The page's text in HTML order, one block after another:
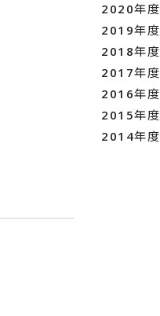
2020年度
2019年度
2018年度
2017年度
2016年度
2015年度
2014年度